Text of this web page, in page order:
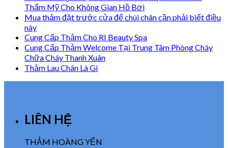
Thẩm Mỹ Cho Không Gian Hồ Bơi
Mua thảm đặt trước cửa để chùi chân cần phải biết điều
này
Cung Cấp Thảm Cho RI Beauty Spa
Cung Cấp Thảm Welcome Tại Trung Tâm Phòng Cháy
Chữa Cháy Thanh Xuân
Thảm Lau Chân Là Gì
LIÊN HỆ
THẢM HOÀNG YẾN